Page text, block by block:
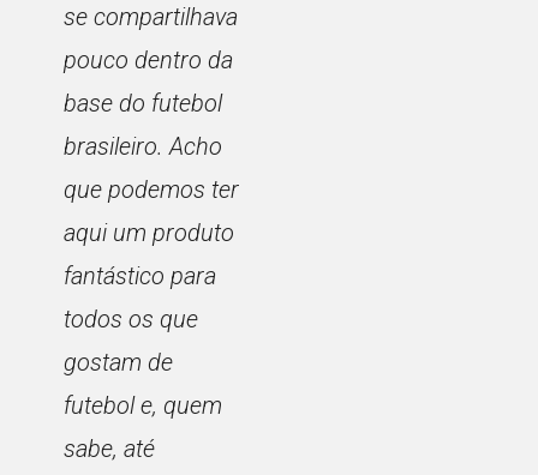
se compartilhava
pouco dentro da
base do futebol
brasileiro. Acho
que podemos ter
aqui um produto
fantástico para
todos os que
gostam de
futebol e, quem
sabe, até